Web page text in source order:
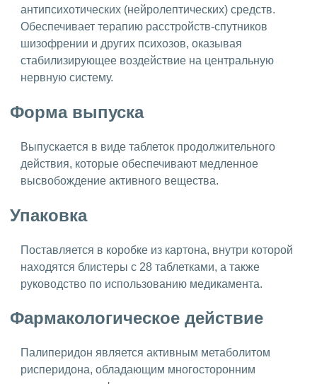
антипсихотических (нейролептических) средств.
Обеспечивает терапию расстройств-спутников
шизофрении и других психозов, оказывая
стабилизирующее воздействие на центральную
нервную систему.
Форма выпуска
Выпускается в виде таблеток продолжительного
действия, которые обеспечивают медленное
высвобождение активного вещества.
Упаковка
Поставляется в коробке из картона, внутри которой
находятся блистеры с 28 таблетками, а также
руководство по использованию медикамента.
Фармакологическое действие
Палиперидон является активным метаболитом
рисперидона, обладающим многосторонним